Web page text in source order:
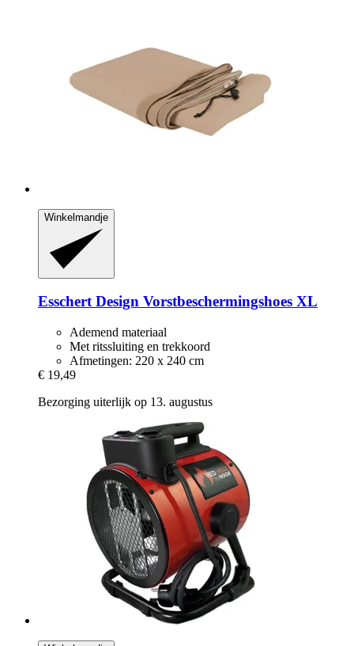
Winkelmandje
Esschert Design Vorstbeschermingshoes XL
Ademend materiaal
Met ritssluiting en trekkoord
Afmetingen: 220 x 240 cm
€ 19,49
Bezorging uiterlijk op 13. augustus